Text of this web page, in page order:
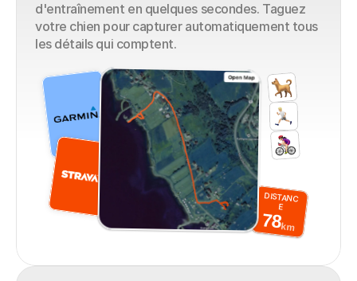
d'entraînement en quelques secondes. Taguez
votre chien pour capturer automatiquement tous
les détails qui comptent.
DISTANC
E
78km